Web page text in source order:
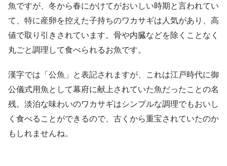
魚ですが、冬から春にかけてがおいしい時期と言われてい
て、特に産卵を控えた子持ちのワカサギは人気があり、高
値で取り引きされています。骨や内臓などを除くことなく
丸ごと調理して食べられるお魚です。
漢字では「公魚」と表記されますが、これは江戸時代に御
公儀式用魚として幕府に献上されていた魚だったことの名
残。淡泊な味わいのワカサギはシンプルな調理でもおいし
く食べることができるので、古くから重宝されていたのか
もしれませんね。